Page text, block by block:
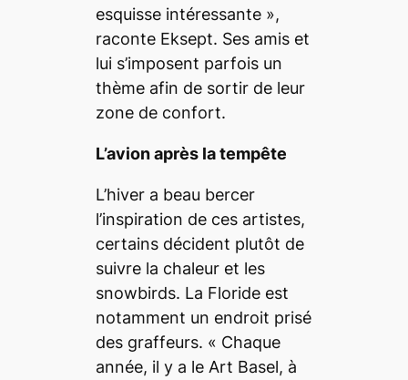
esquisse intéressante»,
raconte Eksept. Ses amis et
lui s’imposent parfois un
thème afin de sortir de leur
zone de confort.
L’avion après la tempête
L’hiver a beau bercer
l’inspiration de ces artistes,
certains décident plutôt de
suivre la chaleur et les
snowbirds. La Floride est
notamment un endroit prisé
des graffeurs. « Chaque
année, il y a le Art Basel, à